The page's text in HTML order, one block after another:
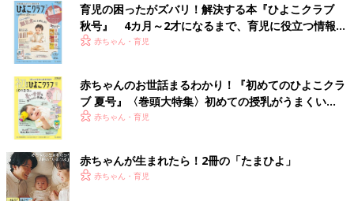
育児の困ったがズバリ！解決する本『ひよこクラブ
秋号』 4カ月～2才になるまで、育児に役立つ情報が
いっぱい！
赤ちゃん・育児
赤ちゃんのお世話まるわかり！『初めてのひよこクラ
ブ 夏号』〈巻頭大特集〉初めての授乳がうまくい
く！ おっぱい・ミルクの基本と夏のトラブル 解決テ
赤ちゃん・育児
赤ちゃんが生まれたら！2冊の「たまひよ」
赤ちゃん・育児